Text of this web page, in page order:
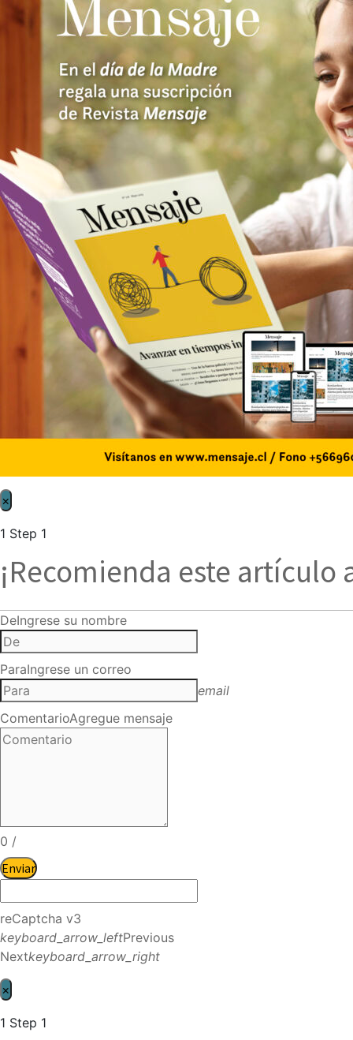
×
1 Step 1
¡Recomienda este artículo
DeIngrese su nombre
ParaIngrese un correo
email
ComentarioAgregue mensaje
0 /
Enviar
reCaptcha v3
keyboard_arrow_leftPrevious
Nextkeyboard_arrow_right
×
1 Step 1